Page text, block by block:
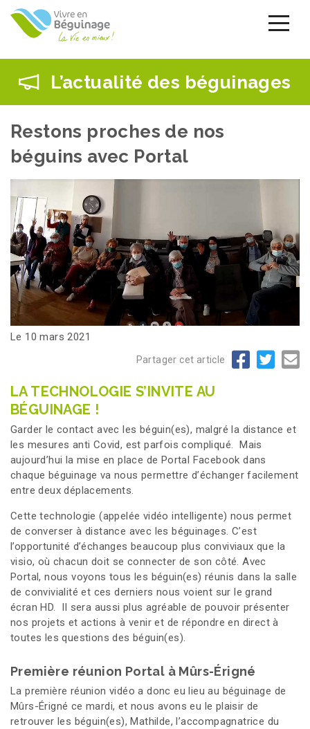
Aller
contenu
L’actualité des béguinages
Restons proches de nos
béguins avec Portal
Le 10 mars 2021
Partager cet article
LA TECHNOLOGIE S’INVITE AU
BÉGUINAGE !
Garder le contact avec les béguin(es), malgré la distance et
les mesures anti Covid, est parfois compliqué. Mais
aujourd’hui la mise en place de Portal Facebook dans
chaque béguinage va nous permettre d’échanger facilement
entre deux déplacements.
Cette technologie (appelée vidéo intelligente) nous permet
de converser à distance avec les béguinages. C’est
l’opportunité d’échanges beaucoup plus conviviaux que la
visio, où chacun doit se connecter de son côté. Avec
Portal, nous voyons tous les béguin(es) réunis dans la salle
de convivialité et ces derniers nous voient sur le grand
écran HD. Il sera aussi plus agréable de pouvoir présenter
nos projets et actions à venir et de répondre en direct à
toutes les questions des béguin(es).
Première réunion Portal à Mûrs-Érigné
La première réunion vidéo a donc eu lieu au béguinage de
Mûrs-Érigné ce mardi, et nous avons eu le plaisir de
retrouver les béguin(es), Mathilde, l’accompagnatrice du